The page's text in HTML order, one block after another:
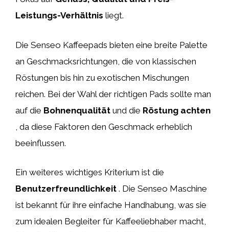
Leistungs-Verhältnis liegt.
Die Senseo Kaffeepads bieten eine breite Palette
an Geschmacksrichtungen, die von klassischen
Röstungen bis hin zu exotischen Mischungen
reichen. Bei der Wahl der richtigen Pads sollte man
auf die Bohnenqualität und die Röstung achten
, da diese Faktoren den Geschmack erheblich
beeinflussen.
Ein weiteres wichtiges Kriterium ist die
Benutzerfreundlichkeit . Die Senseo Maschine
ist bekannt für ihre einfache Handhabung, was sie
zum idealen Begleiter für Kaffeeliebhaber macht,